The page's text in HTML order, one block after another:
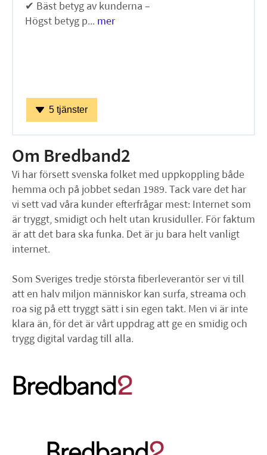
✔ Bäst betyg av kunderna –
Högst betyg p... mer
5 tjänster
Om Bredband2
Vi har försett svenska folket med uppkoppling både
hemma och på jobbet sedan 1989. Tack vare det har
vi sett vad våra kunder efterfrågar mest: Internet som
är tryggt, smidigt och helt utan krusiduller. För faktum
är att det bara ska funka. Det är ju bara helt vanligt
internet.
Som Sveriges tredje största fiberleverantör ser vi till
att en halv miljon människor kan surfa, streama och
roa sig på ett tryggt sätt i sin egen takt. Men vi är inte
klara än, för det är vårt uppdrag att ge en smidig och
trygg digital vardag till alla.